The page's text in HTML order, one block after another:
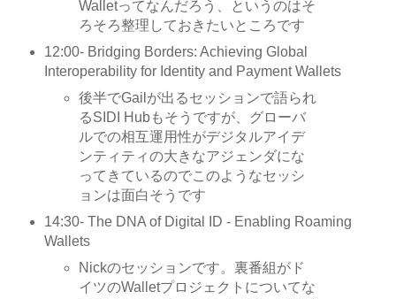
Walletってなんだろう、というのはそ
ろそろ整理しておきたいところです
12:00- Bridging Borders: Achieving Global
Interoperability for Identity and Payment Wallets
後半でGailが出るセッションで語られ
るSIDI Hubもそうですが、グローバ
ルでの相互運用性がデジタルアイデ
ンティティの大きなアジェンダにな
ってきているのでこのようなセッシ
ョンは面白そうです
14:30- The DNA of Digital ID - Enabling Roaming
Wallets
Nickのセッションです。裏番組がド
イツのWalletプロジェクトについてな